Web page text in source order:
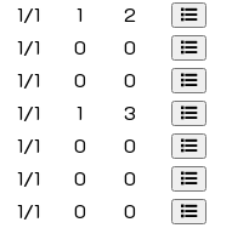
1/1 1
2
1/1 0
0
1/1 0
0
1/1 1
3
1/1 0
0
1/1 0
0
1/1 0
0